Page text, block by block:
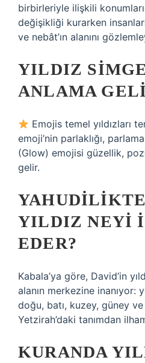
birbirleriyle ilişkili
değişikliği kurarken
ve nebât’ın alanını
YILDIZ
ANLAMA
Emojis temel yıldızları
emoji’nin parlaklığı,
(Glow) emojisi güzellik,
gelir.
YILDIZ NEYI
EDER?
Kabala’ya göre, David’in
alanın merkezine inanıyor:
doğu, batı, kuzey, güney
Yetzirah’daki tanımdan
KURANDA